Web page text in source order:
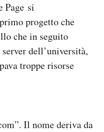
Page si
progetto che
che in seguito
dell’università,
troppe risorse
Il nome deriva da